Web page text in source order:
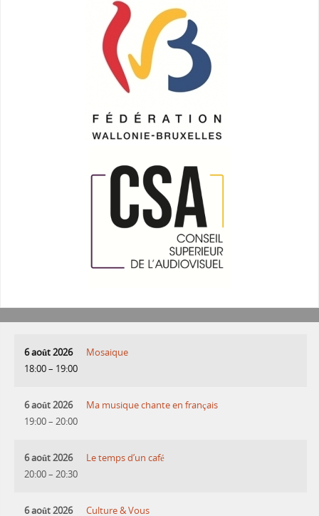
6 août 2026
18:00– 19:00
Mosaique
6 août 2026
19:00– 20:00
Ma musique chante en français
6 août 2026
20:00– 20:30
Le temps d’un café
6 août 2026 Culture & Vous